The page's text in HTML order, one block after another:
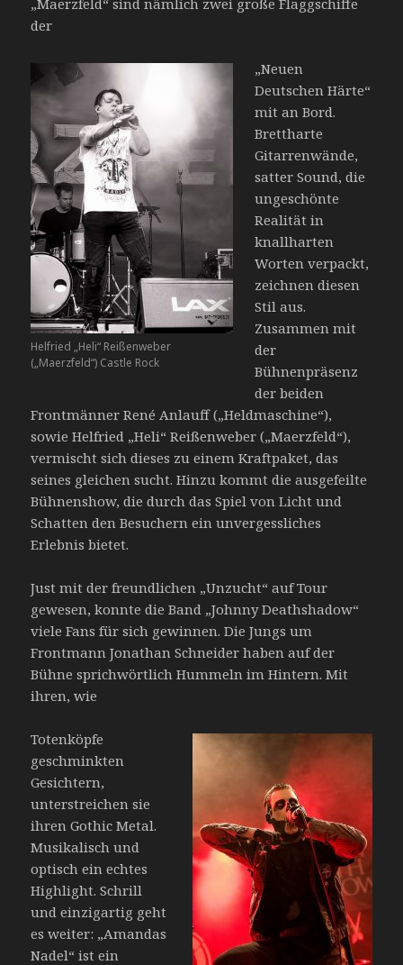
der
Helfried „Heli“ Reißenweber
(„Maerzfeld“) Castle Rock
„Neuen
Deutschen Härte“
mit an Bord.
Brettharte
Gitarrenwände,
satter Sound, die
ungeschönte
Realität in
knallharten
Worten verpackt,
zeichnen diesen
Stil aus.
Zusammen mit
der
Bühnenpräsenz
der beiden
Frontmänner René Anlauff („Heldmaschine“),
sowie Helfried „Heli“ Reißenweber („Maerzfeld“),
vermischt sich dieses zu einem Kraftpaket, das
seines gleichen sucht. Hinzu kommt die ausgefeilte
Bühnenshow, die durch das Spiel von Licht und
Schatten den Besuchern ein unvergessliches
Erlebnis bietet.
Just mit der freundlichen „Unzucht“ auf Tour
gewesen, konnte die Band „Johnny Deathshadow“
viele Fans für sich gewinnen. Die Jungs um
Frontmann Jonathan Schneider haben auf der
Bühne sprichwörtlich Hummeln im Hintern. Mit
ihren, wie
Totenköpfe
geschminkten
Gesichtern,
unterstreichen sie
ihren Gothic Metal.
Musikalisch und
optisch ein echtes
Highlight. Schrill
und einzigartig geht
es weiter: „Amandas
Nadel“ ist ein